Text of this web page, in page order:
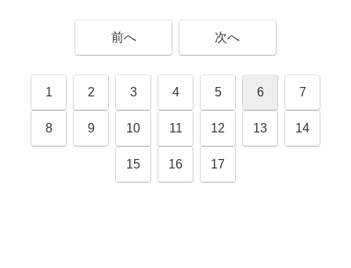
前へ 次へ
1 2 3 4 5 6 7
8 9 10 11 12 13 14
15 16 17